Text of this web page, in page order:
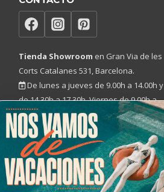
Tienda Showroom en Gran Via de les
Corts Catalanes 531, Barcelona.
De lunes a jueves de 9.00h a 14.00h y
de 14.30h a 17.30h. Viernes de 9.00h a
15.00h.
93 454 52 33
marcelovila@marcelovila.com